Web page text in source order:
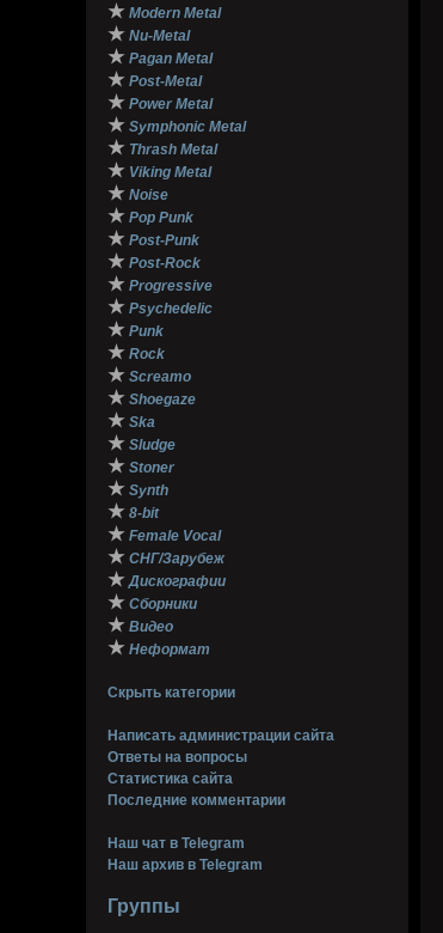
★ Modern Metal
★ Nu-Metal
★ Pagan Metal
★ Post-Metal
★ Power Metal
★ Symphonic Metal
★ Thrash Metal
★ Viking Metal
★ Noise
★ Pop Punk
★ Post-Punk
★ Post-Rock
★ Progressive
★ Psychedelic
★ Punk
★ Rock
★ Screamo
★ Shoegaze
★ Ska
★ Sludge
★ Stoner
★ Synth
★ 8-bit
★ Female Vocal
★ СНГ/Зарубеж
★ Дискографии
★ Сборники
★ Видео
★ Неформат
Скрыть категории
Написать администрации сайта
Ответы на вопросы
Статистика сайта
Последние комментарии
Наш чат в Telegram
Наш архив в Telegram
Группы